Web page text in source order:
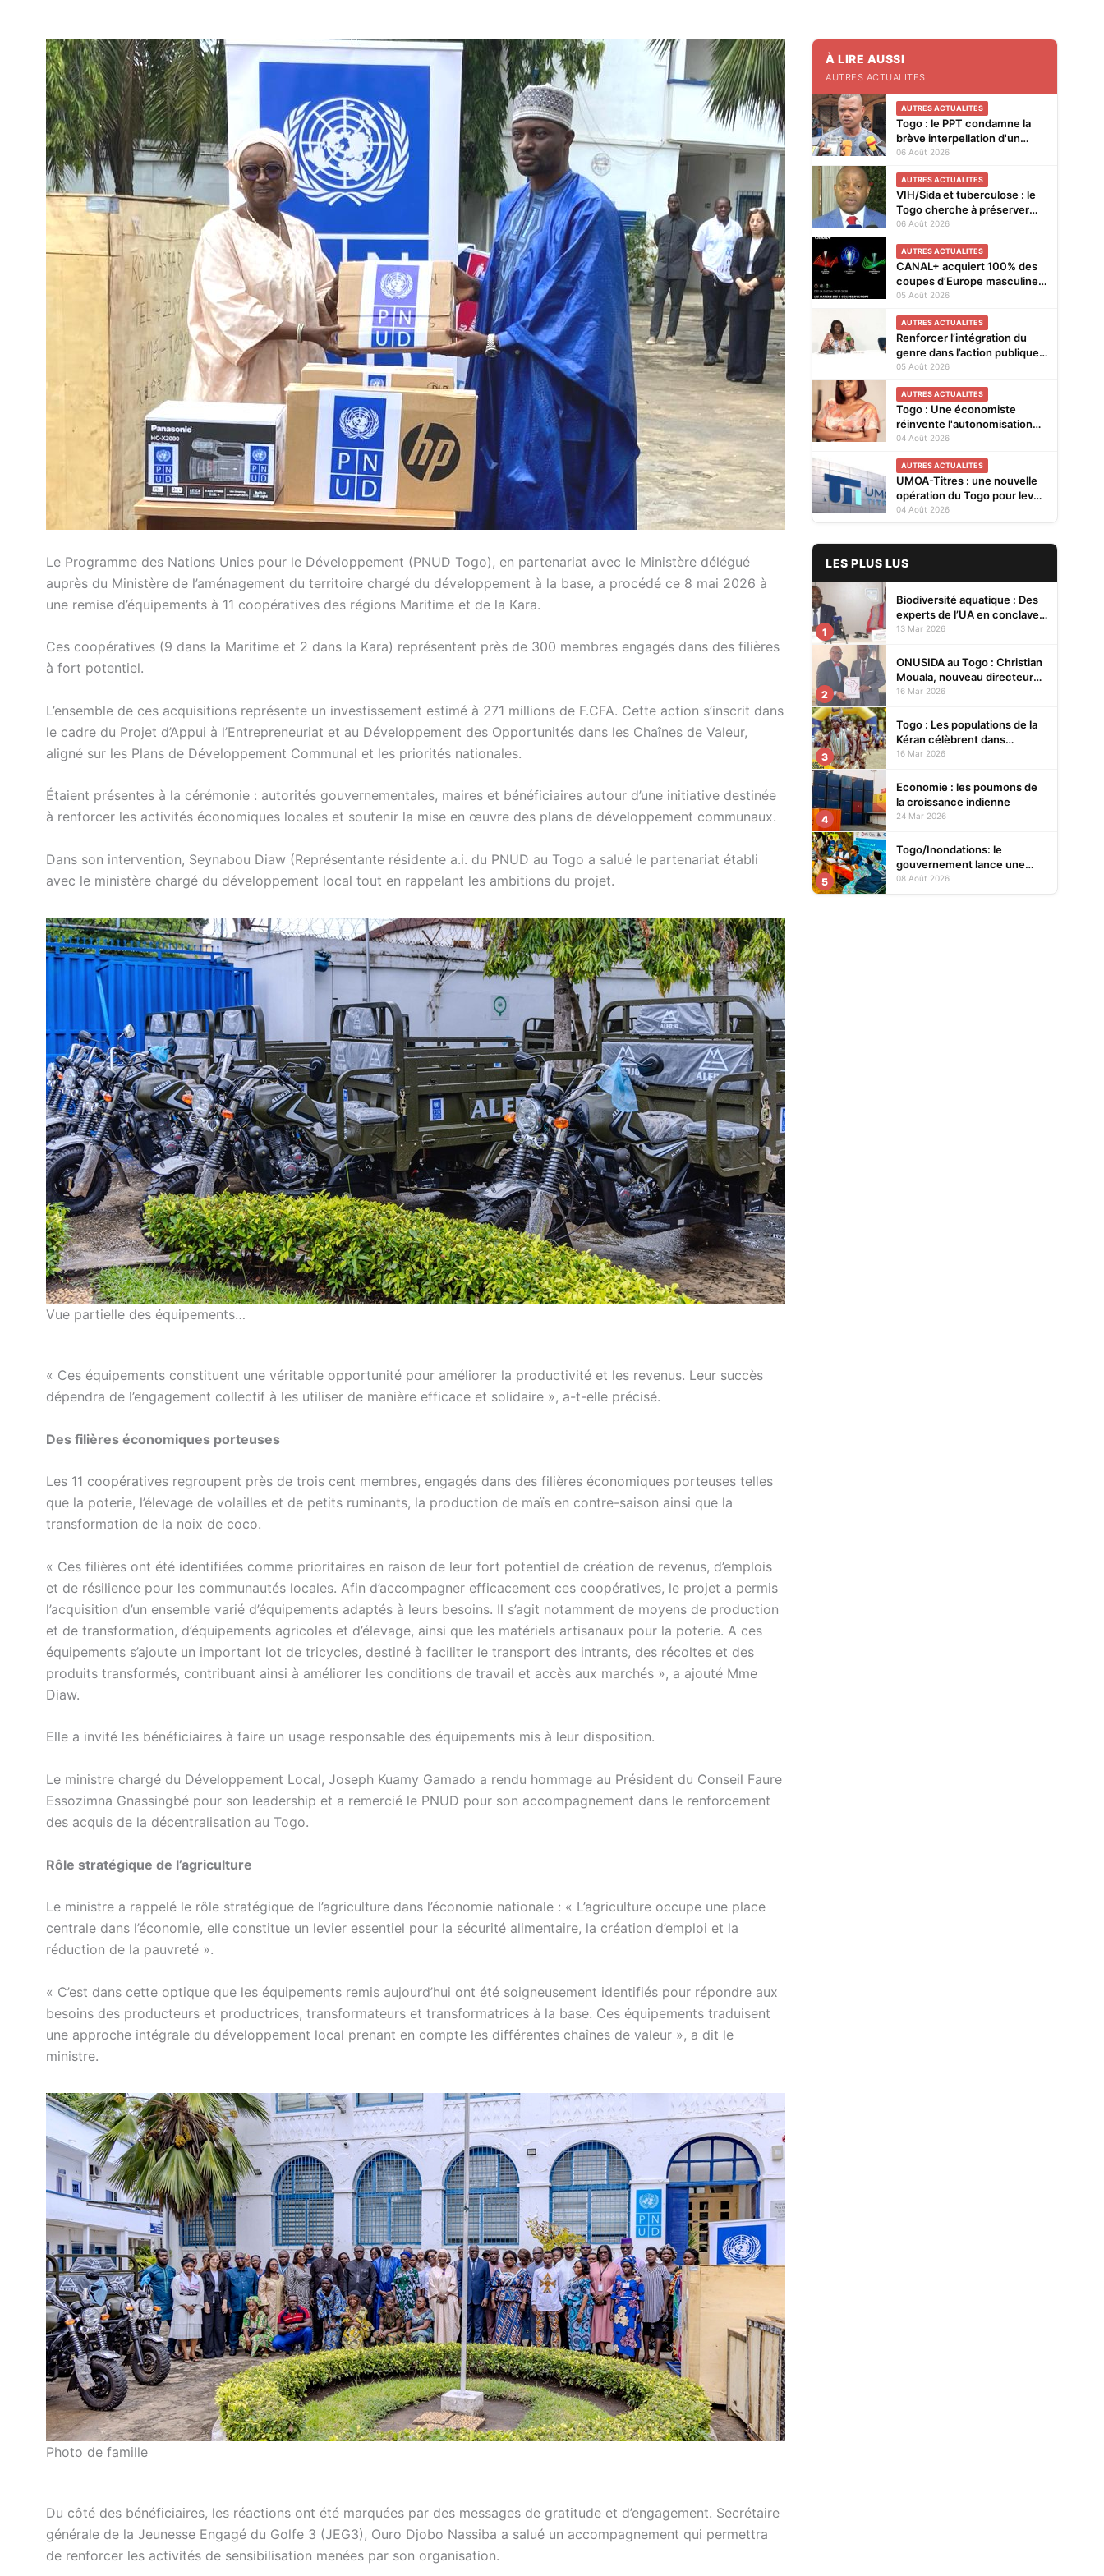
Le Programme des Nations Unies pour le Développement (PNUD Togo), en partenariat avec le Ministère délégué
auprès du Ministère de l’aménagement du territoire chargé du développement à la base, a procédé ce 8 mai 2026 à
une remise d’équipements à 11 coopératives des régions Maritime et de la Kara.
Ces coopératives (9 dans la Maritime et 2 dans la Kara) représentent près de 300 membres engagés dans des filières
à fort potentiel.
L’ensemble de ces acquisitions représente un investissement estimé à 271 millions de F.CFA. Cette action s’inscrit dans
le cadre du Projet d’Appui à l’Entrepreneuriat et au Développement des Opportunités dans les Chaînes de Valeur,
aligné sur les Plans de Développement Communal et les priorités nationales.
Étaient présentes à la cérémonie : autorités gouvernementales, maires et bénéficiaires autour d’une initiative destinée
à renforcer les activités économiques locales et soutenir la mise en œuvre des plans de développement communaux.
Dans son intervention, Seynabou Diaw (Représentante résidente a.i. du PNUD au Togo a salué le partenariat établi
avec le ministère chargé du développement local tout en rappelant les ambitions du projet.
Vue partielle des équipements…
« Ces équipements constituent une véritable opportunité pour améliorer la productivité et les revenus. Leur succès
dépendra de l’engagement collectif à les utiliser de manière efficace et solidaire », a-t-elle précisé.
Des filières économiques porteuses
Les 11 coopératives regroupent près de trois cent membres, engagés dans des filières économiques porteuses telles
que la poterie, l’élevage de volailles et de petits ruminants, la production de maïs en contre-saison ainsi que la
transformation de la noix de coco.
« Ces filières ont été identifiées comme prioritaires en raison de leur fort potentiel de création de revenus, d’emplois
et de résilience pour les communautés locales. Afin d’accompagner efficacement ces coopératives, le projet a permis
l’acquisition d’un ensemble varié d’équipements adaptés à leurs besoins. Il s’agit notamment de moyens de production
et de transformation, d’équipements agricoles et d’élevage, ainsi que les matériels artisanaux pour la poterie. A ces
équipements s’ajoute un important lot de tricycles, destiné à faciliter le transport des intrants, des récoltes et des
produits transformés, contribuant ainsi à améliorer les conditions de travail et accès aux marchés », a ajouté Mme
Diaw.
Elle a invité les bénéficiaires à faire un usage responsable des équipements mis à leur disposition.
Le ministre chargé du Développement Local, Joseph Kuamy Gamado a rendu hommage au Président du Conseil Faure
Essozimna Gnassingbé pour son leadership et a remercié le PNUD pour son accompagnement dans le renforcement
des acquis de la décentralisation au Togo.
Rôle stratégique de l’agriculture
Le ministre a rappelé le rôle stratégique de l’agriculture dans l’économie nationale : « L’agriculture occupe une place
centrale dans l’économie, elle constitue un levier essentiel pour la sécurité alimentaire, la création d’emploi et la
réduction de la pauvreté ».
« C’est dans cette optique que les équipements remis aujourd’hui ont été soigneusement identifiés pour répondre aux
besoins des producteurs et productrices, transformateurs et transformatrices à la base. Ces équipements traduisent
une approche intégrale du développement local prenant en compte les différentes chaînes de valeur », a dit le
ministre.
Photo de famille
Du côté des bénéficiaires, les réactions ont été marquées par des messages de gratitude et d’engagement. Secrétaire
générale de la Jeunesse Engagé du Golfe 3 (JEG3), Ouro Djobo Nassiba a salué un accompagnement qui permettra
de renforcer les activités de sensibilisation menées par son organisation.
À LIRE AUSSI
AUTRES ACTUALITES
AUTRES ACTUALITES
Togo : le PPT condamne la
brève interpellation d'un
vendeur de journaux à Lomé
06 Août 2026
AUTRES ACTUALITES
VIH/Sida et tuberculose : le
Togo cherche à préserver
ses acquis face à la baisse
06 Août 2026
AUTRES ACTUALITES
CANAL+ acquiert 100% des
coupes d’Europe masculines
de football en exclusivité en
4 saisons jusqu’en 2031
05 Août 2026
AUTRES ACTUALITES
Renforcer l’intégration du
genre dans l’action publique :
les résultats de l’analyse des
restitués à Lomé
05 Août 2026
AUTRES ACTUALITES
Togo : Une économiste
réinvente l'autonomisation
des femmes à Kévé Edzi
04 Août 2026
AUTRES ACTUALITES
UMOA-Titres : une nouvelle
opération du Togo pour lever
20 milliards FCFA
04 Août 2026
LES PLUS LUS
1
Biodiversité aquatique : Des
experts de l’UA en conclave à
Lomé pour renforcer la
13 Mar 2026
2
ONUSIDA au Togo : Christian
Mouala, nouveau directeur
pays
16 Mar 2026
3
Togo : Les populations de la
Kéran célèbrent dans
l’allégresse Tislim-Difoini,
16 Mar 2026
4
Economie : les poumons de
la croissance indienne
24 Mar 2026
5
Togo/Inondations: le
gouvernement lance une
opération d’assistance aux
08 Août 2026